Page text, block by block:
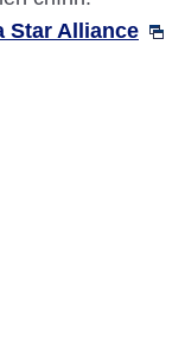
Star Alliance